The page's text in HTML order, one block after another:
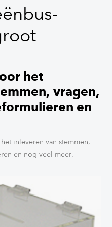
het
vragen,
en
inleveren van stemmen,
en nog veel meer.